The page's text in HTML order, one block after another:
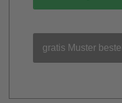
gratis Muster